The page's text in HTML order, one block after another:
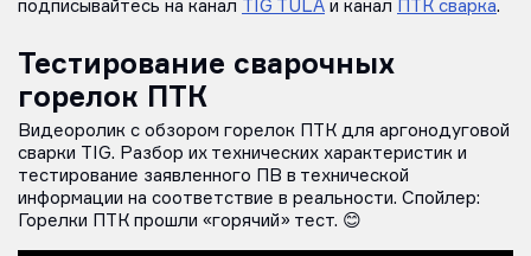
подписывайтесь на канал TIG TULA и канал ПТК сварка.
Тестирование сварочных
горелок ПТК
Видеоролик с обзором горелок ПТК для аргонодуговой
сварки TIG. Разбор их технических характеристик и
тестирование заявленного ПВ в технической
информации на соответствие в реальности. Спойлер:
Горелки ПТК прошли «горячий» тест. 😊